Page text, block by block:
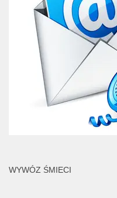
WYWÓZ ŚMIECI